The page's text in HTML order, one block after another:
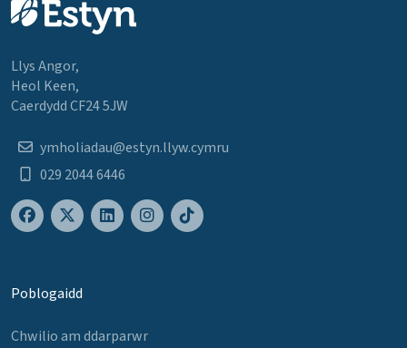
Llys Angor,
Heol Keen,
Caerdydd CF24 5JW
ymholiadau@estyn.llyw.cymru
029 2044 6446
Poblogaidd
Chwilio am ddarparwr